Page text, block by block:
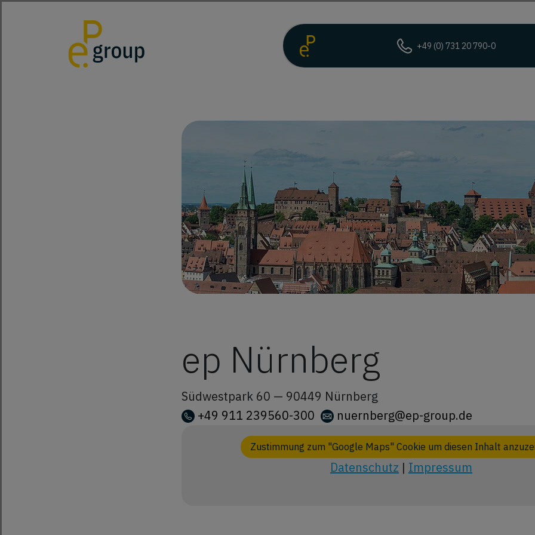
+49 (0) 731 20 790-0
ep Nürnberg
Südwestpark 60 — 90449 Nürnberg
+49 911 239560-300
nuernberg@ep-group.de
Zustimmung zum "Google Maps" Cookie um diesen Inhalt
Datenschutz | Impressum